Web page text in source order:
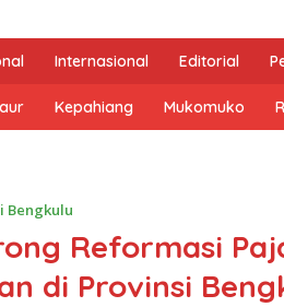
Internasional Editorial
Kepahiang Mukomuko
Bengkulu
Reformasi
di Provinsi